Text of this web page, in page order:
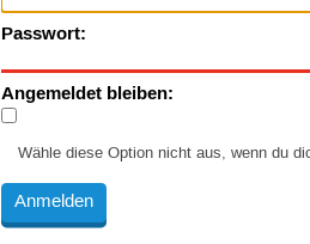
Passwort:
Angemeldet bleiben:
Wähle diese Option nicht aus, wenn du